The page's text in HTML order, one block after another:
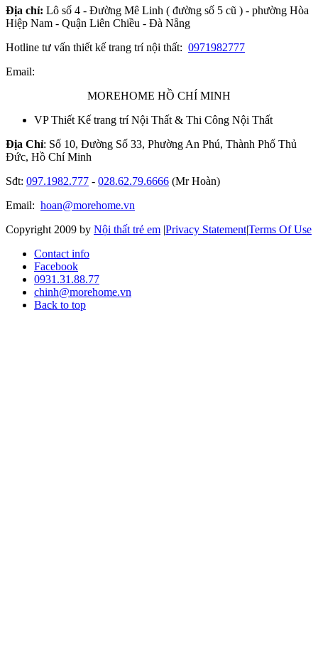
Địa chỉ: Lô số 4 - Đường Mê Linh ( đường số 5 cũ ) - phường Hòa
Hiệp Nam - Quận Liên Chiều - Đà Nẵng
Hotline tư vấn thiết kế trang trí nội thất: 0971982777
Email:
MOREHOME HỒ CHÍ MINH
VP Thiết Kế trang trí Nội Thất & Thi Công Nội Thất
Địa Chỉ: Số 10, Đường Số 33, Phường An Phú, Thành Phố Thủ
Đức, Hồ Chí Minh
Sđt: 097.1982.777 - 028.62.79.6666 (Mr Hoàn)
Email: hoan@morehome.vn
Copyright 2009 by Nội thất trẻ em |Privacy Statement|Terms Of Use
Contact info
Facebook
0931.31.88.77
chinh@morehome.vn
Back to top